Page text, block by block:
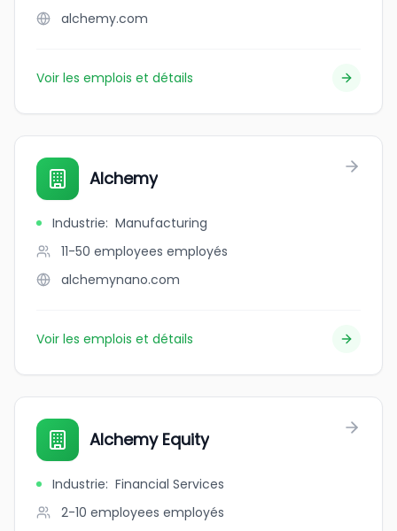
alchemy.com
Voir les emplois et détails
Alchemy
Industrie: Manufacturing
11-50 employees employés
alchemynano.com
Voir les emplois et détails
Alchemy Equity
Industrie: Financial Services
2-10 employees employés